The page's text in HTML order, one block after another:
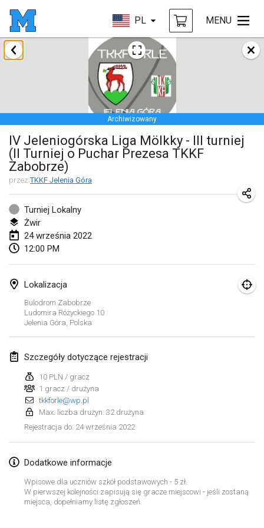
PL MENU
Lista widoku
Archiwizowany
IV Jeleniogórska Liga Mölkky - III turniej
(II Turniej o Puchar Prezesa TKKF
Zabobrze)
przez TKKF Jelenia Góra
Turniej Lokalny
Żwir
24 września 2022
12:00 PM
Lokalizacja
Bulodrom Zabobrze
Ludomira Różyckiego 10
Jelenia Góra Polska
Szczegóły dotyczące rejestracji
10 PLN / gracz
1 gracz / drużyna
tkkforle@wp.pl
Max. liczba drużyn: 32 drużyna
Rejestracja do: 24 września 2022
Dodatkowe informacje
Wpisowe dla uczniów szkół podstawowych - 5 zł.
W pierwszej kolejności zapisują się gracze miejscowi - jeśli zostaną
miejsca, dopełniamy listę zgłoszeń.
styczeń 2022
Tournoi Mixte ASPTTOM
Francja
KKS Halli Duppeli
22 sty 2022|Finlandia
Mölkky Tournament - Doubles
22 sty 2022|Japonia
Suomelan Mölkky-open
22 sty 2022
The Mölkky Tournament 2nd
23 sty 2022|Japonia
luty 2022
MS v MÖLKPARKURU
4 lut 2022|Czechy
ANULOWANY
5 lut 2022|Finlandia
Kohti Kisoja
12 lut 2022| Finlandia
13 lut 2022|Japonia
West Indiv Cup
19 lut 2022|Francja